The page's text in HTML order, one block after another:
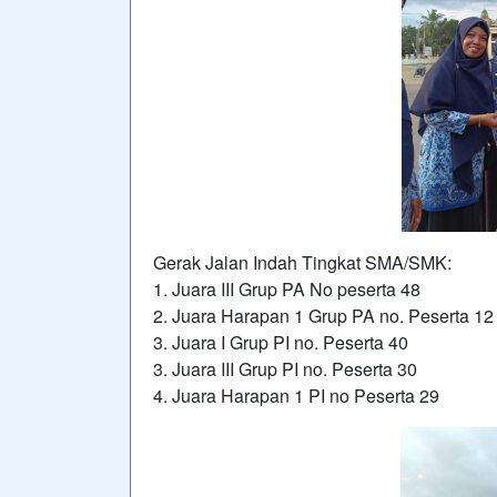
Gerak Jalan Indah Tingkat SMA/SMK:
1. Juara III Grup PA No peserta 48
2. Juara Harapan 1 Grup PA no. Peserta 12
3. Juara I Grup PI no. Peserta 40
3. Juara III Grup PI no. Peserta 30
4. Juara Harapan 1 PI no Peserta 29